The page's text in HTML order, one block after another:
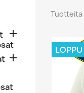


Tuotteita
LOPPU